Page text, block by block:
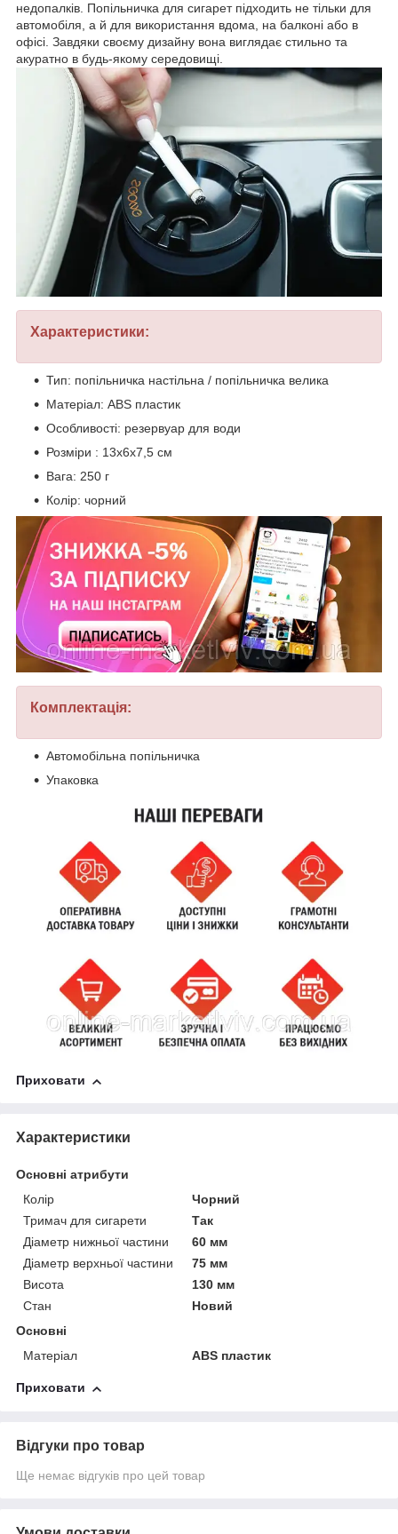
недопалків. Попільничка для сигарет підходить не тільки для
автомобіля, а й для використання вдома, на балконі або в
офісі. Завдяки своєму дизайну вона виглядає стильно та
акуратно в будь-якому середовищі.
Характеристики:
Тип: попільничка настільна / попільничка велика
Матеріал: ABS пластик
Особливості: резервуар для води
Розміри : 13х6х7,5 см
Вага: 250 г
Колір: чорний
Комплектація:
Автомобільна попільничка
Упаковка
Приховати
Характеристики
Основні атрибути
Колір
Чорний
Тримач для сигарети
Так
Діаметр нижньої частини
60 мм
Діаметр верхньої частини
75 мм
Висота
130 мм
Стан
Новий
Основні
Матеріал
ABS пластик
Приховати
Відгуки про товар
Ще немає відгуків про цей товар